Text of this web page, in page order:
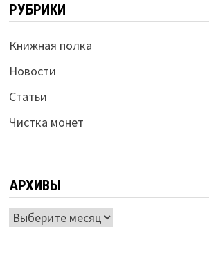
РУБРИКИ
Книжная полка
Новости
Статьи
Чистка монет
АРХИВЫ
Архивы